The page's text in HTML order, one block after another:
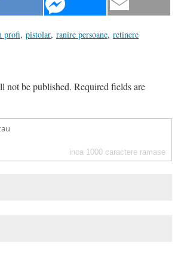
profi, pistolar, ranire persoane, retinere
not be published. Required fields are
inca 1000 caractere ramase